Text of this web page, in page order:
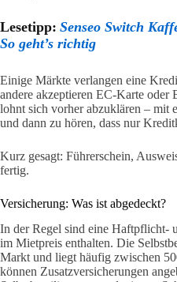
Lesetipp: Senseo Switch
So geht’s richtig
Einige Märkte verlangen eine
andere akzeptieren EC-Karte oder
lohnt sich vorher abzuklären – mit
und dann zu hören, dass nur
Kurz gesagt: Führerschein,
fertig.
Versicherung: Was ist abgedeckt?
In der Regel sind eine Haftpflicht-
im Mietpreis enthalten. Die
Markt und liegt häufig zwischen
können Zusatzversicherungen